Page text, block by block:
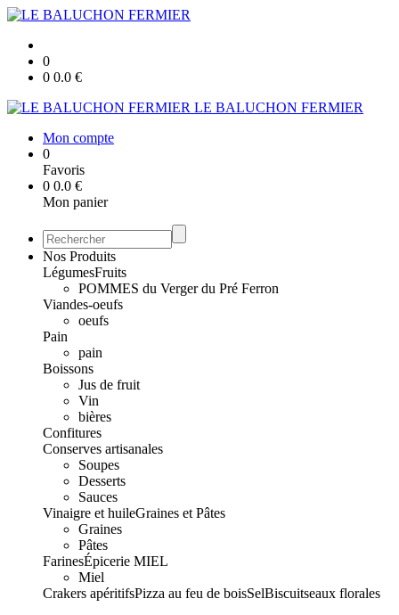
0
0 0.0 €
LE BALUCHON FERMIER
Mon compte
0
Favoris
0 0.0 €
Mon panier
Nos Produits
LégumesFruits
POMMES du Verger du Pré Ferron
Viandes-oeufs
oeufs
Pain
pain
Boissons
Jus de fruit
Vin
bières
Confitures
Conserves artisanales
Soupes
Desserts
Sauces
Vinaigre et huileGraines et Pâtes
Graines
Pâtes
FarinesÉpicerie MIEL
Miel
Crakers apéritifsPizza au feu de boisSelBiscuitseaux florales